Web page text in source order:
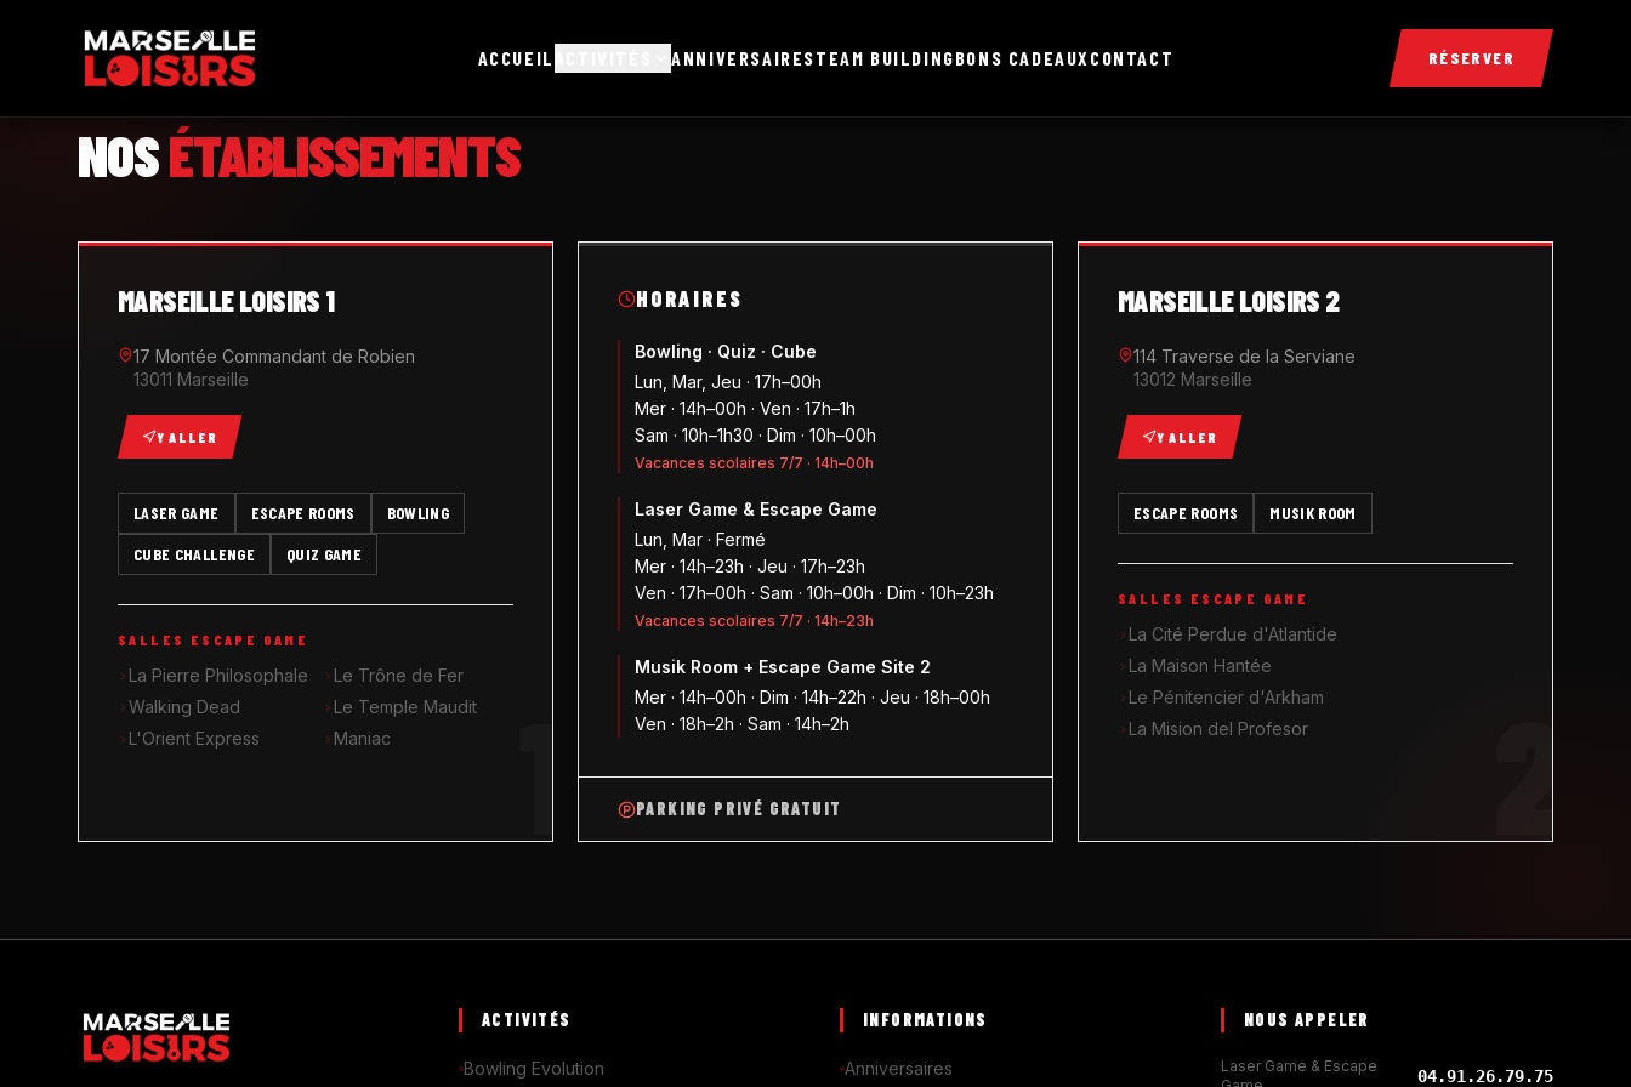
ACCUEIL ANNIVERSAIRESTEAM BUILDINGBONS CADEAUX CONTACT RÉSERVER
NOSÉTABLISSEMENTS
MARSEILLE LOISIRS 1
17 Montée Commandant de Robien
13011 Marseille
Y ALLER
LASER GAME ESCAPE ROOMS
BOWLING
CUBE CHALLENGE
QUIZ GAME
SALLES ESCAPE GAME
La Pierre Philosophale
Le Trône de Fer
Walking Dead
Le Temple Maudit
L'Orient Express
Maniac
HORAIRES
Bowling · Quiz · Cube
Lun, Mar, Jeu · 17h–00h
Mer · 14h–00h · Ven · 17h–1h
Sam · 10h–1h30 · Dim · 10h–00h
Vacances scolaires 7/7 · 14h–00h
Laser Game & Escape Game
Lun, Mar · Fermé
Mer · 14h–23h · Jeu · 17h–23h
Ven · 17h–00h · Sam · 10h–00h · Dim · 10h–23h
Vacances scolaires 7/7 · 14h–23h
Musik Room + Escape Game Site 2
Mer · 14h–00h · Dim · 14h–22h · Jeu · 18h–00h
Ven · 18h–2h · Sam · 14h–2h
PARKING PRIVÉ GRATUIT
MARSEILLE LOISIRS 2
114 Traverse de la Serviane
13012 Marseille
Y ALLER
ESCAPE ROOMS MUSIK ROOM
SALLES ESCAPE GAME
La Cité Perdue d'Atlantide
La Maison Hantée
Le Pénitencier d'Arkham
La Mision del Profesor
ACTIVITÉS
Bowling Evolution
INFORMATIONS
Anniversaires
NOUS APPELER
Laser Game & Escape
04.91.26.79.75